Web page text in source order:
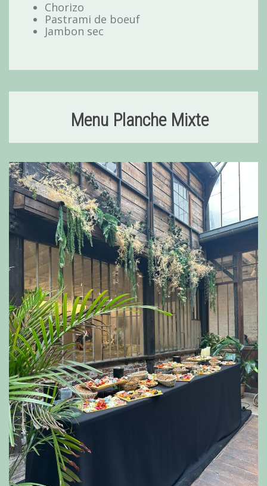
Chorizo
Pastrami de boeuf
Jambon sec
Menu Planche Mixte